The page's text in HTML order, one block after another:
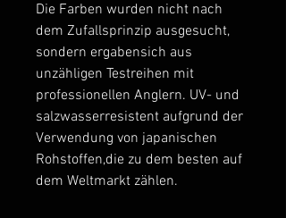
Die Farben wurden nicht nach
dem Zufallsprinzip ausgesucht,
sondern ergabensich aus
unzähligen Testreihen mit
professionellen Anglern. UV- und
salzwasserresistent aufgrund der
Verwendung von japanischen
Rohstoffen,die zu dem besten auf
dem Weltmarkt zählen.